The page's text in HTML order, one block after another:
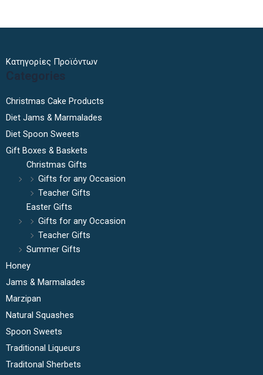
Κατηγορίες Προϊόντων
Categories
Christmas Cake Products
Diet Jams & Marmalades
Diet Spoon Sweets
Gift Boxes & Baskets
Christmas Gifts
Gifts for any Occasion
Teacher Gifts
Easter Gifts
Gifts for any Occasion
Teacher Gifts
Summer Gifts
Honey
Jams & Marmalades
Marzipan
Natural Squashes
Spoon Sweets
Traditional Liqueurs
Traditonal Sherbets